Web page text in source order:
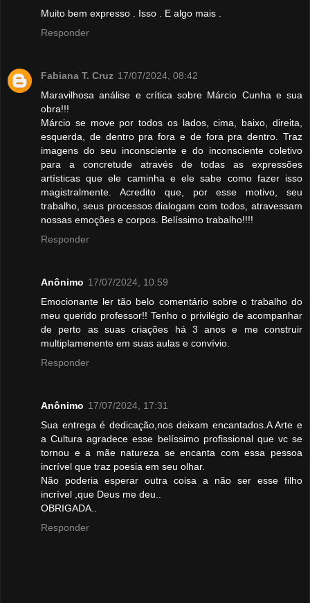
Muito bem expresso . Isso . E algo mais .
Responder
Fabiana T. Cruz 17/07/2024, 08:42
Maravilhosa análise e crítica sobre Márcio Cunha e sua
obra!!!
Márcio se move por todos os lados, cima, baixo, direita,
esquerda, de dentro pra fora e de fora pra dentro. Traz
imagens do seu inconsciente e do inconsciente coletivo
para a concretude através de todas as expressões
artísticas que ele caminha e ele sabe como fazer isso
magistralmente. Acredito que, por esse motivo, seu
trabalho, seus processos dialogam com todos, atravessam
nossas emoções e corpos. Belíssimo trabalho!!!!
Responder
Anônimo 17/07/2024, 10:59
Emocionante ler tão belo comentário sobre o trabalho do
meu querido professor!! Tenho o privilégio de acompanhar
de perto as suas criações há 3 anos e me construir
multiplamenente em suas aulas e convívio.
Responder
Anônimo 17/07/2024, 17:31
Sua entrega é dedicação,nos deixam encantados.A Arte e
a Cultura agradece esse belíssimo profissional que vc se
tornou e a mãe natureza se encanta com essa pessoa
incrível que traz poesia em seu olhar.
Não poderia esperar outra coisa a não ser esse filho
incrível ,que Deus me deu..
OBRIGADA..
Responder